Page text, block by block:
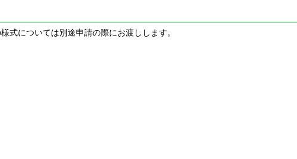
については別途申請の際にお渡しします。